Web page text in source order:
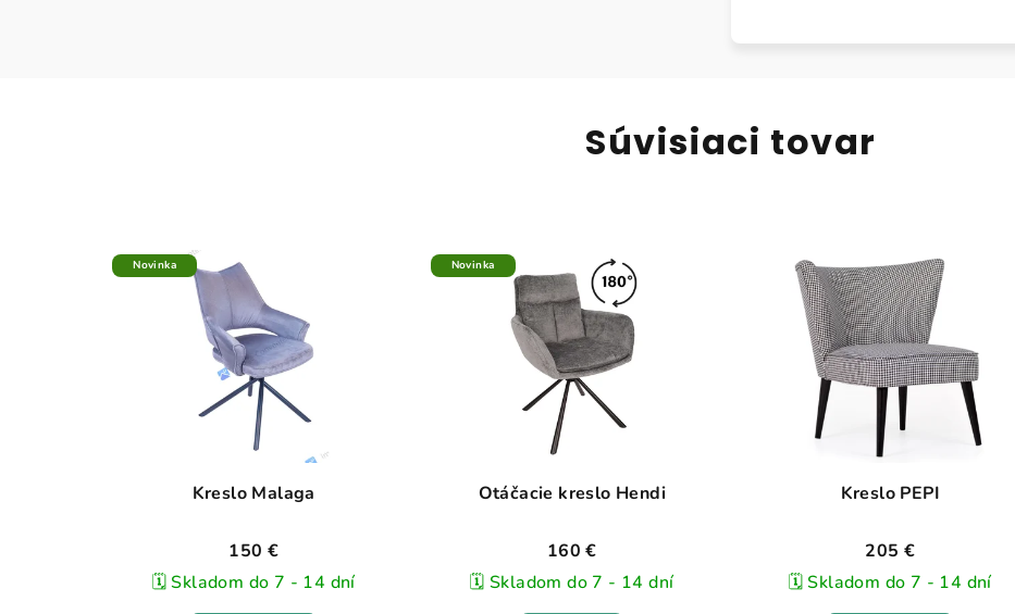
Súvisiaci tovar
Novinka
Kreslo Malaga
150 €
🗓️ Skladom do 7 - 14 dní
Novinka
Otáčacie kreslo Hendi
160 €
🗓️ Skladom do 7 - 14 dní
Kreslo PEPI
205 €
🗓️ Skladom do 7 - 14 dní